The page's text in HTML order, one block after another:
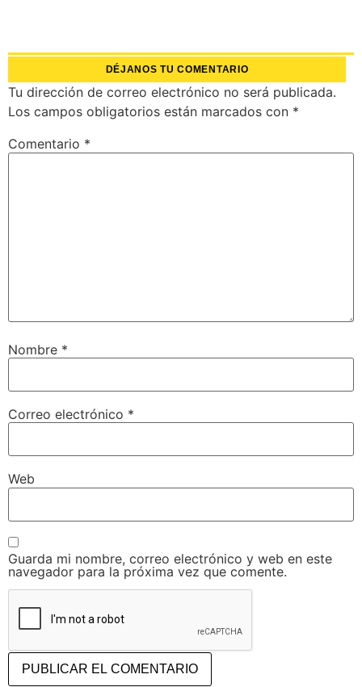
DÉJANOS TU COMENTARIO
Tu dirección de correo electrónico no será publicada.
Los campos obligatorios están marcados con *
Comentario *
Nombre *
Correo electrónico *
Web
Guarda mi nombre, correo electrónico y web en este
navegador para la próxima vez que comente.